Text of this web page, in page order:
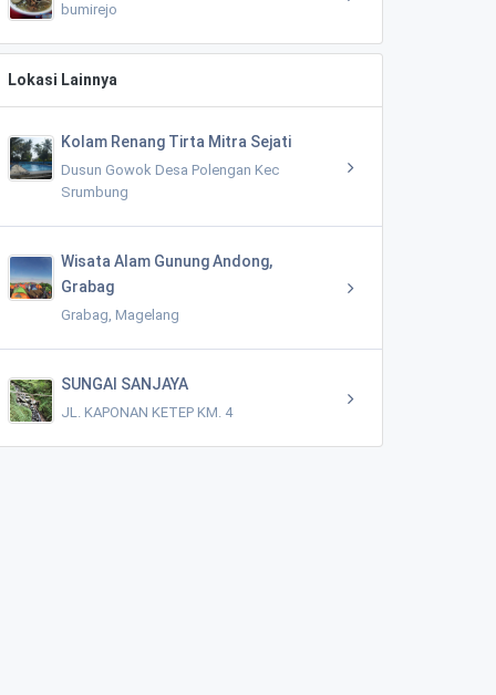
bumirejo
Lokasi Lainnya
Kolam Renang Tirta Mitra Sejati
Dusun Gowok Desa Polengan Kec
Srumbung
Wisata Alam Gunung Andong,
Grabag
Grabag, Magelang
SUNGAI SANJAYA
JL. KAPONAN KETEP KM. 4